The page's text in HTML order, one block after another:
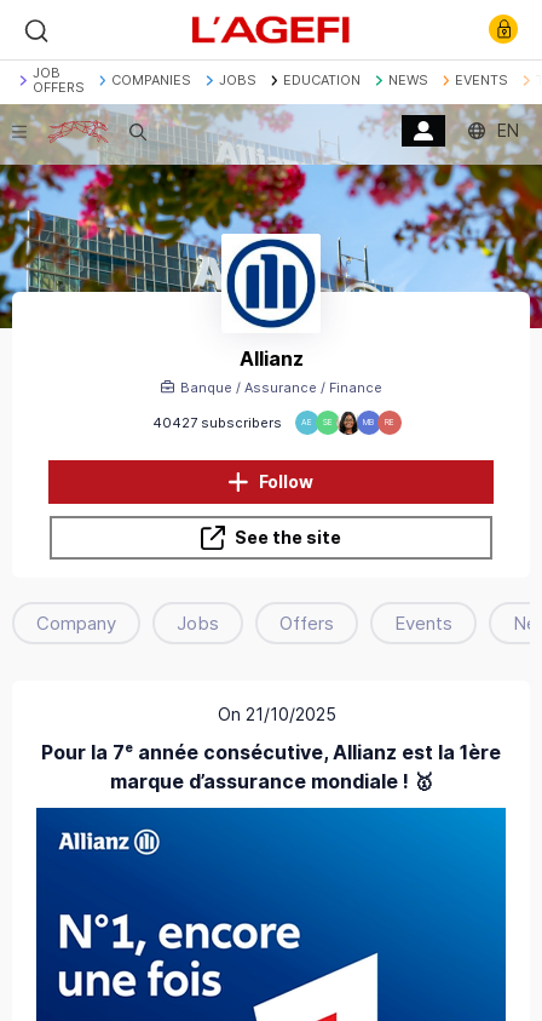
JOB
OFFERS
COMPANIES JOBS EDUCATION NEWS EVENTS
Search EN
Allianz
40427 subscribers AE SE MB RE
Banque / Assurance / Finance
Follow
See the site
Company Jobs Offers Events
On 21/10/2025
Pour la 7ᵉ année consécutive, Allianz est la 1ère
marque d’assurance mondiale ! 🥇
Banque Société Générale
Marchés actions
Décryptage
Assurance Economie